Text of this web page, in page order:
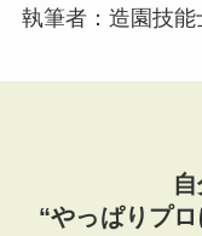
執筆者：造園技
“やっぱりプ